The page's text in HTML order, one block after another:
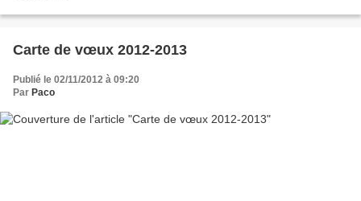
Carte de vœux 2012-2013
Publié le 02/11/2012 à 09:20
Par Paco